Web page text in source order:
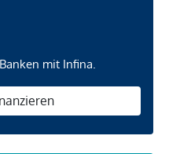
mit Infina.